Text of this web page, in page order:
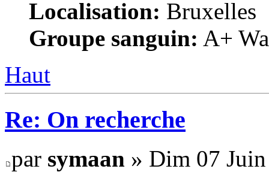
Localisation: Bruxelles
Groupe sanguin: A+
Haut
Re: On recherche
par symaan » Dim 07